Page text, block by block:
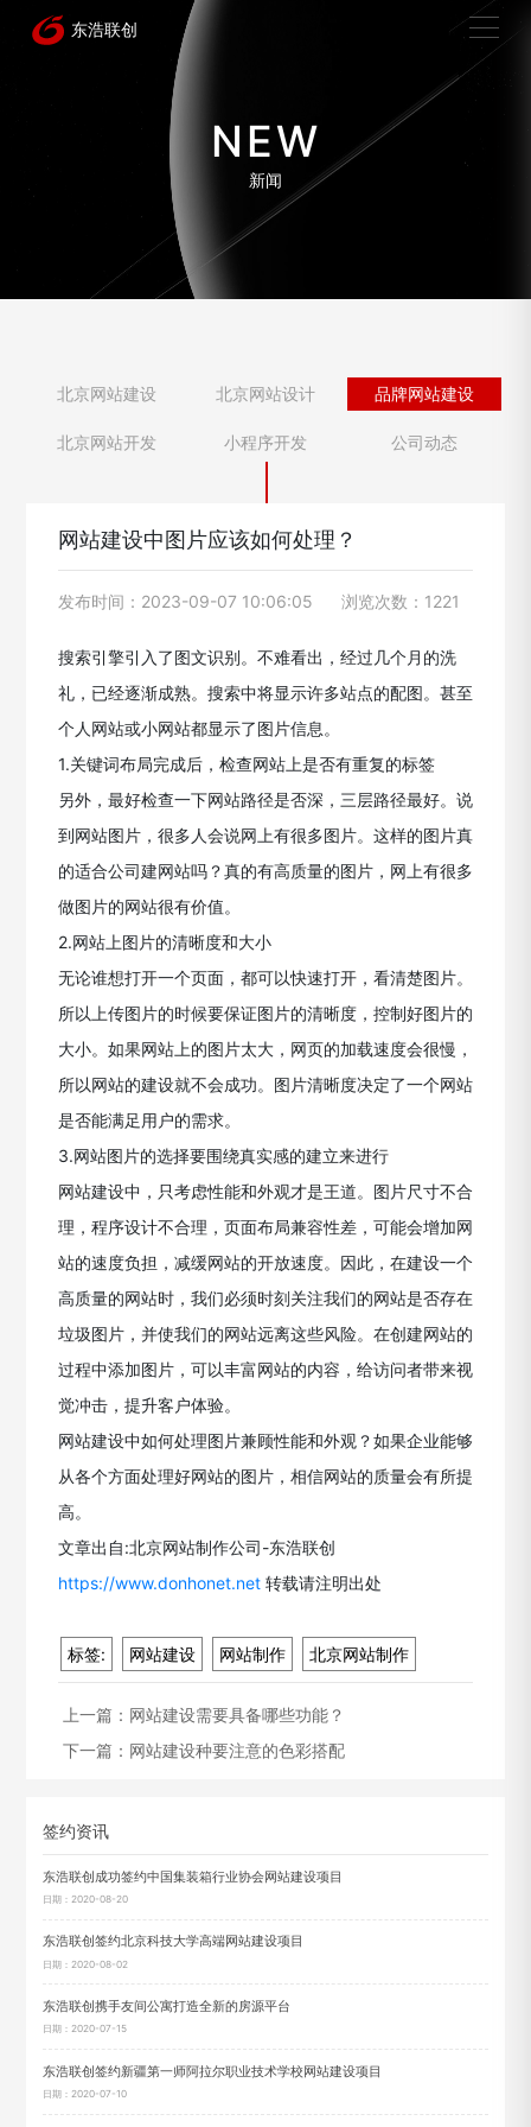
NEW
新闻
北京网站建设 北京网站设计 品牌网站建设
北京网站开发 小程序开发 公司动态
网站建设中图片应该如何处理？
发布时间：2023-09-07 10:06:05 浏览次数：1221
搜索引擎引入了图文识别。不难看出，经过几个月的洗
礼，已经逐渐成熟。搜索中将显示许多站点的配图。甚至
个人网站或小网站都显示了图片信息。
1.关键词布局完成后，检查网站上是否有重复的标签
另外，最好检查一下网站路径是否深，三层路径最好。说
到网站图片，很多人会说网上有很多图片。这样的图片真
的适合公司建网站吗？真的有高质量的图片，网上有很多
做图片的网站很有价值。
2.网站上图片的清晰度和大小
无论谁想打开一个页面，都可以快速打开，看清楚图片。
所以上传图片的时候要保证图片的清晰度，控制好图片的
大小。如果网站上的图片太大，网页的加载速度会很慢，
所以网站的建设就不会成功。图片清晰度决定了一个网站
是否能满足用户的需求。
3.网站图片的选择要围绕真实感的建立来进行
网站建设中，只考虑性能和外观才是王道。图片尺寸不合
理，程序设计不合理，页面布局兼容性差，可能会增加网
站的速度负担，减缓网站的开放速度。因此，在建设一个
高质量的网站时，我们必须时刻关注我们的网站是否存在
垃圾图片，并使我们的网站远离这些风险。在创建网站的
过程中添加图片，可以丰富网站的内容，给访问者带来视
觉冲击，提升客户体验。
网站建设中如何处理图片兼顾性能和外观？如果企业能够
从各个方面处理好网站的图片，相信网站的质量会有所提
高。
文章出自:北京网站制作公司-东浩联创
https://www.donhonet.net 转载请注明出处
标签: 网站建设 网站制作 北京网站制作
上一篇： 网站建设需要具备哪些功能？
下一篇： 网站建设种要注意的色彩搭配
签约资讯
东浩联创成功签约中国集装箱行业协会网站建设项目
日期：2020-08-20
东浩联创签约北京科技大学高端网站建设项目
日期：2020-08-02
东浩联创携手友间公寓打造全新的房源平台
日期：2020-07-15
东浩联创签约新疆第一师阿拉尔职业技术学校网站建设项目
日期：2020-07-10